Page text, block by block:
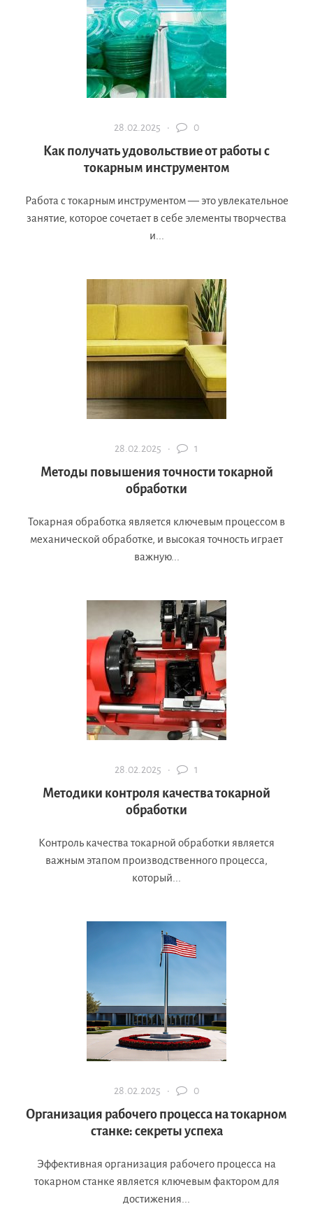
28.02.2025 · 0
Как получать удовольствие от работы с
токарным инструментом
Работа с токарным инструментом — это увлекательное
занятие, которое сочетает в себе элементы творчества
и...
28.02.2025 · 1
Методы повышения точности токарной
обработки
Токарная обработка является ключевым процессом в
механической обработке, и высокая точность играет
важную...
28.02.2025 · 1
Методики контроля качества токарной
обработки
Контроль качества токарной обработки является
важным этапом производственного процесса,
который...
28.02.2025 · 0
Организация рабочего процесса на токарном
станке: секреты успеха
Эффективная организация рабочего процесса на
токарном станке является ключевым фактором для
достижения...